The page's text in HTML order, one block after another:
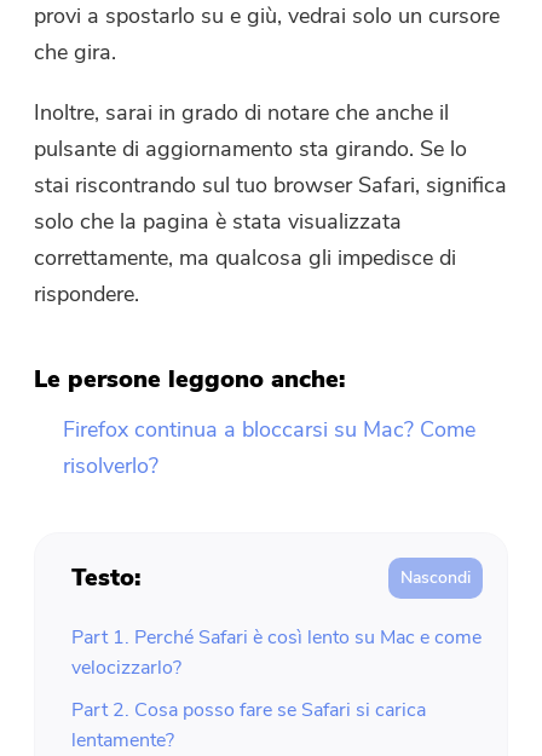
provi a spostarlo su e giù, vedrai solo un cursore
che gira.
Inoltre, sarai in grado di notare che anche il
pulsante di aggiornamento sta girando. Se lo
stai riscontrando sul tuo browser Safari, significa
solo che la pagina è stata visualizzata
correttamente, ma qualcosa gli impedisce di
rispondere.
Le persone leggono anche:
Firefox continua a bloccarsi su Mac? Come
risolverlo?
Testo:
Part 1. Perché Safari è così lento su Mac e come
velocizzarlo?
Part 2. Cosa posso fare se Safari si carica
lentamente?